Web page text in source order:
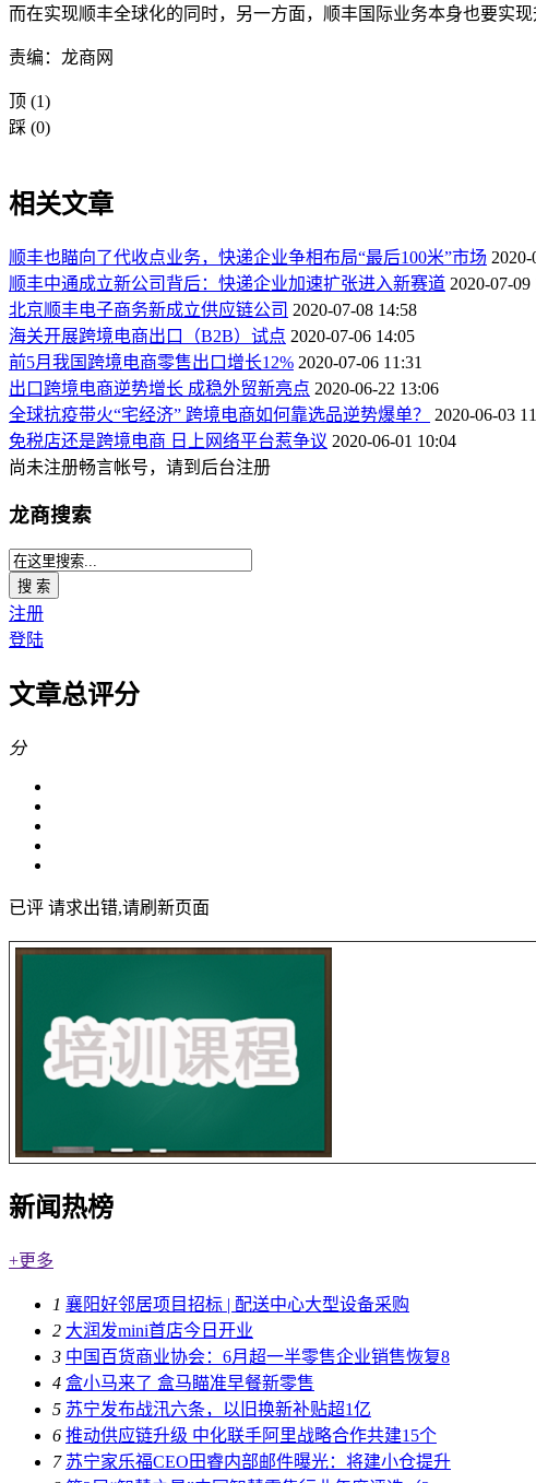
而在实现顺丰全球化的同时，另一方面，顺丰国际业务本身也要实
责编：龙商网
顶 (1)
踩 (0)
相关文章
顺丰也瞄向了代收点业务，快递企业争相布局“最后100米”市场 2020-
顺丰中通成立新公司背后：快递企业加速扩张进入新赛道 2020-07-09
北京顺丰电子商务新成立供应链公司 2020-07-08 14:58
海关开展跨境电商出口（B2B）试点 2020-07-06 14:05
前5月我国跨境电商零售出口增长12% 2020-07-06 11:31
出口跨境电商逆势增长 成稳外贸新亮点 2020-06-22 13:06
全球抗疫带火“宅经济” 跨境电商如何靠选品逆势爆单？
2020-06-03
免税店还是跨境电商 日上网络平台惹争议 2020-06-01 10:04
尚未注册畅言帐号，请到后台注册
龙商搜索
搜 索
注册
登陆
文章总评分
分
已评 请求出错,请刷新页面
新闻热榜
+更多
1 襄阳好邻居项目招标 | 配送中心大型设备采购
2 大润发mini首店今日开业
3 中国百货商业协会：6月超一半零售企业销售恢复8
4 盒小马来了 盒马瞄准早餐新零售
5 苏宁发布战汛六条，以旧换新补贴超1亿
6 推动供应链升级 中化联手阿里战略合作共建15个
7 苏宁家乐福CEO田睿内部邮件曝光：将建小仓提升